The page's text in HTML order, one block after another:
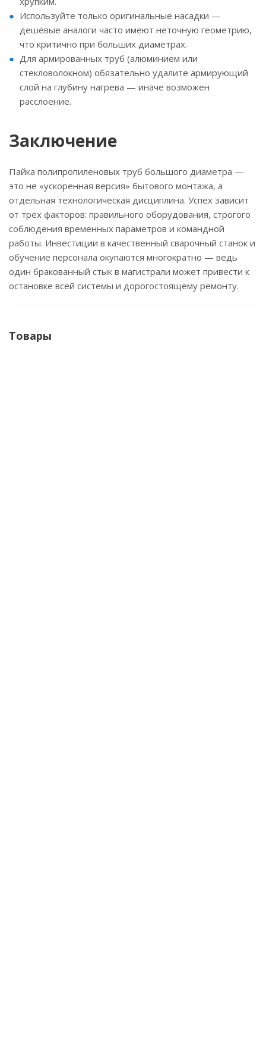
Используйте только оригинальные насадки —
дешёвые аналоги часто имеют неточную геометрию,
что критично при больших диаметрах.
Для армированных труб (алюминием или
стекловолокном) обязательно удалите армирующий
слой на глубину нагрева — иначе возможен
расслоение.
Заключение
Пайка полипропиленовых труб большого диаметра —
это не «ускоренная версия» бытового монтажа, а
отдельная технологическая дисциплина. Успех зависит
от трёх факторов: правильного оборудования, строгого
соблюдения временных параметров и командной
работы. Инвестиции в качественный сварочный станок и
обучение персонала окупаются многократно — ведь
один бракованный стык в магистрали может привести к
остановке всей системы и дорогостоящему ремонту.
Товары